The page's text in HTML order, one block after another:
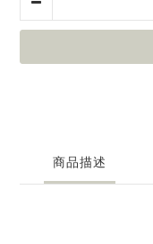
商品描述